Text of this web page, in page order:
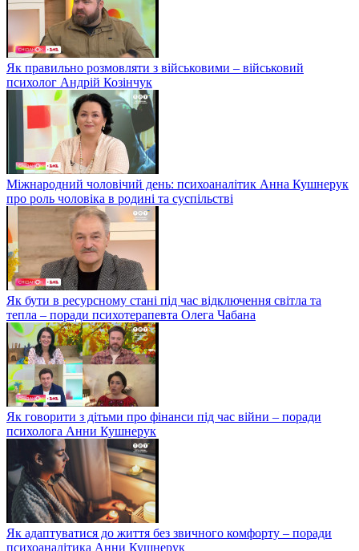
Як правильно розмовляти з військовими – військовий
психолог Андрій Козінчук
Міжнародний чоловічий день: психоаналітик Анна Кушнерук
про роль чоловіка в родині та суспільстві
Як бути в ресурсному стані під час відключення світла та
тепла – поради психотерапевта Олега Чабана
Як говорити з дітьми про фінанси під час війни – поради
психолога Анни Кушнерук
Як адаптуватися до життя без звичного комфорту – поради
психоаналітика Анни Кушнерук